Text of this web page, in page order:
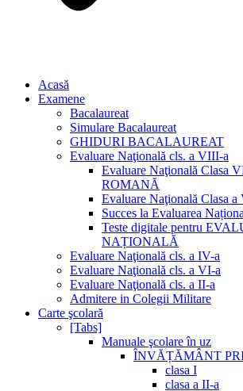
Acasă
Examene
Bacalaureat
Simulare Bacalaureat
GHIDURI BACALAUREAT
Evaluare Naţională cls. a VIII-a
Evaluare Naţională Clasa
ROMANĂ
Evaluare Naţională Clasa
Succes la Evaluarea
Teste digitale pentru
NAȚIONALĂ
Evaluare Naţională cls. a IV-a
Evaluare Naţională cls. a VI-a
Evaluare Naţională cls. a II-a
Admitere in Colegii Militare
Carte şcolară
[Tabs]
Manuale şcolare în uz
ÎNVĂȚĂMÂNT
clasa I
clasa a II-a